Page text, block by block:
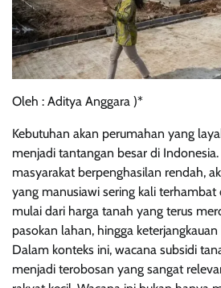
Oleh : Aditya Anggara )*
Kebutuhan akan perumahan yang
menjadi tantangan besar di
masyarakat berpenghasilan rendah,
yang manusiawi sering kali terhambat
mulai dari harga tanah yang terus
pasokan lahan, hingga
Dalam konteks ini, wacana subsidi
menjadi terobosan yang sangat